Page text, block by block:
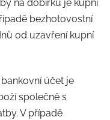
na dobírku je kupní
bezhotovostní
od uzavření kupní
účet je
společně s
V případě